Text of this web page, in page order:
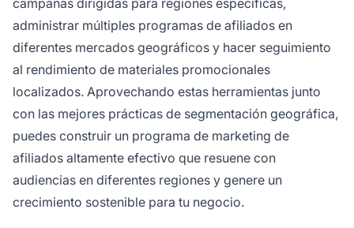
campañas dirigidas para regiones específicas,
administrar múltiples programas de afiliados en
diferentes mercados geográficos y hacer seguimiento
al rendimiento de materiales promocionales
localizados. Aprovechando estas herramientas junto
con las mejores prácticas de segmentación geográfica,
puedes construir un programa de marketing de
afiliados altamente efectivo que resuene con
audiencias en diferentes regiones y genere un
crecimiento sostenible para tu negocio.